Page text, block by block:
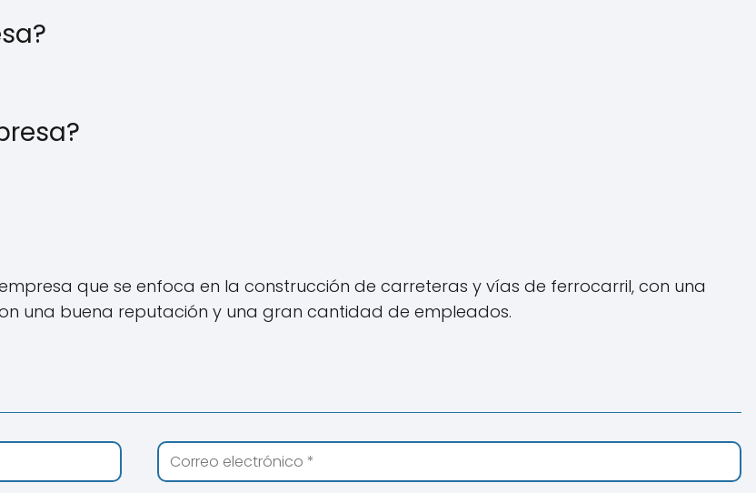
empresa que se enfoca en la construcción de carreteras y vías de ferrocarril, con una
una buena reputación y una gran cantidad de empleados.